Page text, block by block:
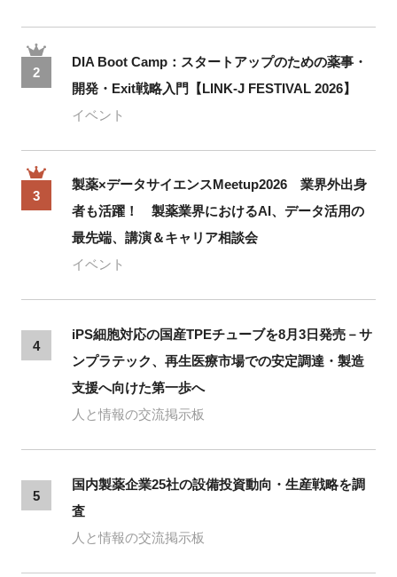
2
DIA Boot Camp：スタートアップのための薬事・
開発・Exit戦略入門【LINK-J FESTIVAL 2026】
イベント
3
製薬×データサイエンスMeetup2026 業界外出身
者も活躍！ 製薬業界におけるAI、データ活用の
最先端、講演＆キャリア相談会
イベント
4
iPS細胞対応の国産TPEチューブを8月3日発売－サ
ンプラテック、再生医療市場での安定調達・製造
支援へ向けた第一歩へ
人と情報の交流掲示板
5
国内製薬企業25社の設備投資動向・生産戦略を調
査
人と情報の交流掲示板